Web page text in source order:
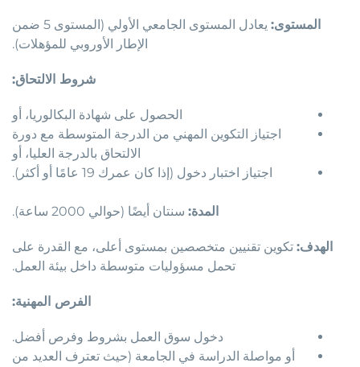
المستوى:
يعادل المستوى الجامعي الأولي (المستوى 5 ضمن
الإطار الأوروبي للمؤهلات).
شروط الالتحاق:
الحصول على شهادة البكالوريا، أو
اجتياز التكوين المهني من الدرجة المتوسطة مع دورة
الالتحاق بالدرجة العليا، أو
اجتياز اختبار دخول (إذا كان عمرك 19 عامًا أو أكثر).
المدة:سنتان أيضًا (حوالي 2000 ساعة).
الهدف:تكوين تقنيين متخصصين بمستوى أعلى، مع القدرة على
تحمل مسؤوليات متوسطة داخل بيئة العمل.
الفرص المهنية:
دخول سوق العمل بشروط وفرص أفضل.
أو مواصلة الدراسة في الجامعة (حيث تعترف العديد من